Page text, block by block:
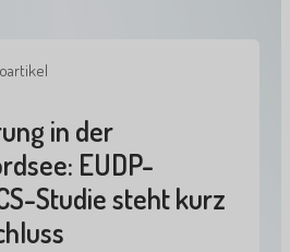
in der
EUDP-
Studie steht kurz